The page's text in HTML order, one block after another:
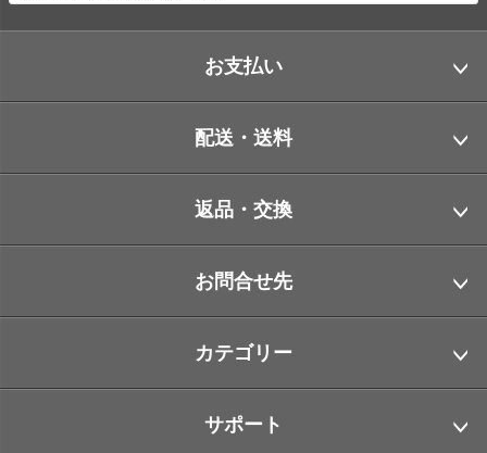
お支払い
配送・送料
返品・交換
お問合せ先
カテゴリー
サポート